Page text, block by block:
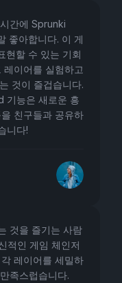
간에 Sprunki
좋아합니다. 이 게
현할 수 있는 기회
이어를 실험하고
것이 즐겁습니다.
능은 새로운 흥
친구들과 공유하
니다!
것을 즐기는 사람
적인 게임 체인저
레이어를 세밀하
족스럽습니다.